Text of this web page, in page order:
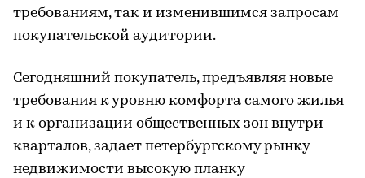
требованиям, так и изменившимся запросам
покупательской аудитории.
Сегодняшний покупатель, предъявляя новые
требования к уровню комфорта самого жилья
и к организации общественных зон внутри
кварталов, задает петербургскому рынку
недвижимости высокую планку